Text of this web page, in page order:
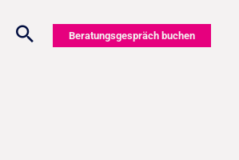
Beratungsgespräch buchen